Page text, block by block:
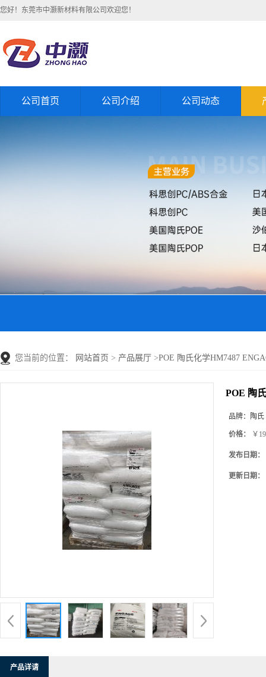
您好！东莞市中灏新材料有限公司欢迎您！
公司首页 公司介绍 公司动态
您当前的位置： 网站首页 > 产品展厅 >POE 陶氏化学HM7487
POE 陶
品牌： 陶氏
价格： ￥
发布日期：
更新日期：
产品详请